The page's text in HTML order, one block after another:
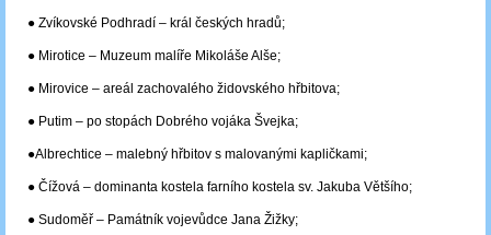
● Zvíkovské Podhradí – král českých hradů;
● Mirotice – Muzeum malíře Mikoláše Alše;
● Mirovice – areál zachovalého židovského hřbitova;
● Putim – po stopách Dobrého vojáka Švejka;
●Albrechtice – malebný hřbitov s malovanými kapličkami;
● Čížová – dominanta kostela farního kostela sv. Jakuba Většího;
● Sudoměř – Památník vojevůdce Jana Žižky;